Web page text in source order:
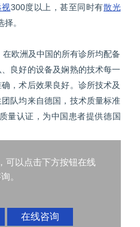
视300度以上，甚至同时有散光
。
欧洲及中国的所有诊所均配备
良好的设备及娴熟的技术每一
，术后效果良好。诊所技术及
队均来自德国，技术质量标准
量认证，为中国患者提供德国
可以点击下方按钮在线
。
在线咨询